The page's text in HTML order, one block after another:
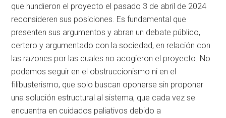
que hundieron el proyecto el pasado 3 de abril de 2024
reconsideren sus posiciones. Es fundamental que
presenten sus argumentos y abran un debate público,
certero y argumentado con la sociedad, en relación con
las razones por las cuales no acogieron el proyecto. No
podemos seguir en el obstruccionismo ni en el
filibusterismo, que solo buscan oponerse sin proponer
una solución estructural al sistema, que cada vez se
encuentra en cuidados paliativos debido a